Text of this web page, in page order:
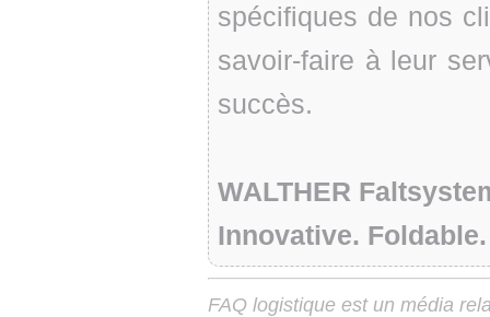
spécifiques de nos
savoir-faire à leur
succès.
WALTHER
Innovative.
FAQ logistique est un média